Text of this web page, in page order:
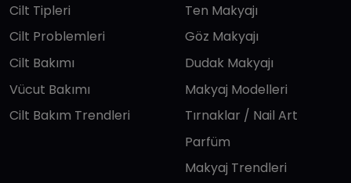
Cilt Tipleri
Cilt Problemleri
Cilt Bakımı
Vücut Bakımı
Cilt Bakım Trendleri
Ten Makyajı
Göz Makyajı
Dudak Makyajı
Makyaj Modelleri
Tırnaklar / Nail Art
Parfüm
Makyaj Trendleri